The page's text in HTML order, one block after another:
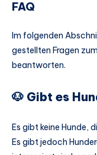
FAQ
Im folgenden
gestellten Fragen
beantworten.
🐶 Gibt es
Es gibt keine Hunde,
Es gibt jedoch